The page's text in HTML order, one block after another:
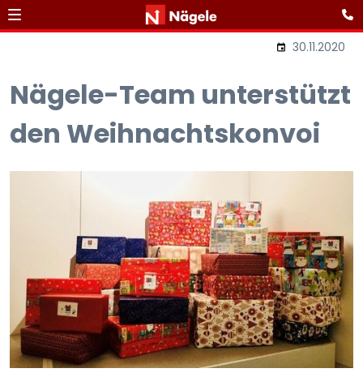
30.11.2020
Nägele-Team unterstützt
den Weihnachtskonvoi